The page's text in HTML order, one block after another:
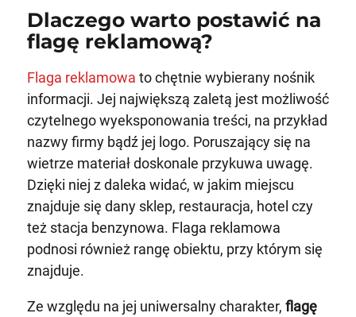
Dlaczego warto postawić na
flagę reklamową?
Flaga reklamowa to chętnie wybierany nośnik
informacji. Jej największą zaletą jest możliwość
czytelnego wyeksponowania treści, na przykład
nazwy firmy bądź jej logo. Poruszający się na
wietrze materiał doskonale przykuwa uwagę.
Dzięki niej z daleka widać, w jakim miejscu
znajduje się dany sklep, restauracja, hotel czy
też stacja benzynowa. Flaga reklamowa
podnosi również rangę obiektu, przy którym się
znajduje.
Ze względu na jej uniwersalny charakter, flagę